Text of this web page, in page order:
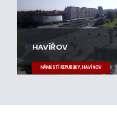
HAVÍŘOV
NÁMĚSTÍ REPUBLIKY, HAVÍŘOV